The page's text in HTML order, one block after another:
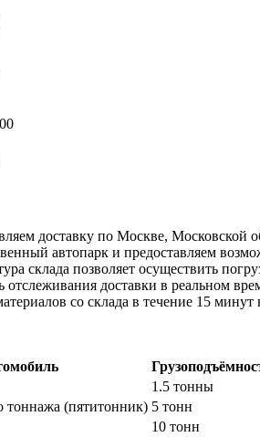
доставку по Москве, Московской
автопарк и предоставляем
склада позволяет осуществить
отслеживания доставки в реальном
со склада в течение 15
1.5 тонны
тоннажа (пятитонник) 5 тонн
10 тонн